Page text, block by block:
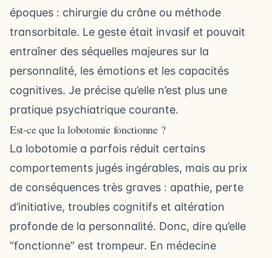
époques : chirurgie du crâne ou méthode
transorbitale. Le geste était invasif et pouvait
entraîner des séquelles majeures sur la
personnalité, les émotions et les capacités
cognitives. Je précise qu’elle n’est plus une
pratique psychiatrique courante.
Est-ce que la lobotomie fonctionne ?
La lobotomie a parfois réduit certains
comportements jugés ingérables, mais au prix
de conséquences très graves : apathie, perte
d’initiative, troubles cognitifs et altération
profonde de la personnalité. Donc, dire qu’elle
“fonctionne” est trompeur. En médecine